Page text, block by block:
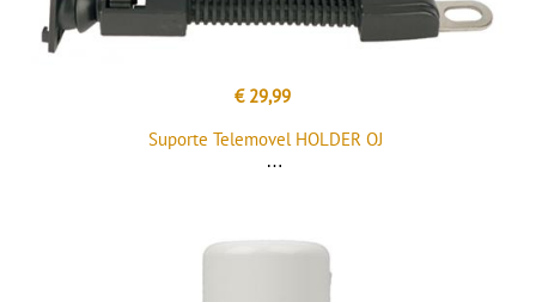
€ 29,99
Suporte Telemovel HOLDER OJ